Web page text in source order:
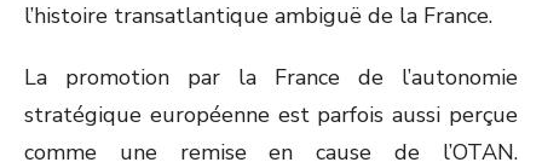
l’histoire transatlantique ambiguë de la France.
La promotion par la France de l’autonomie
stratégique européenne est parfois aussi perçue
comme une remise en cause de l’OTAN.